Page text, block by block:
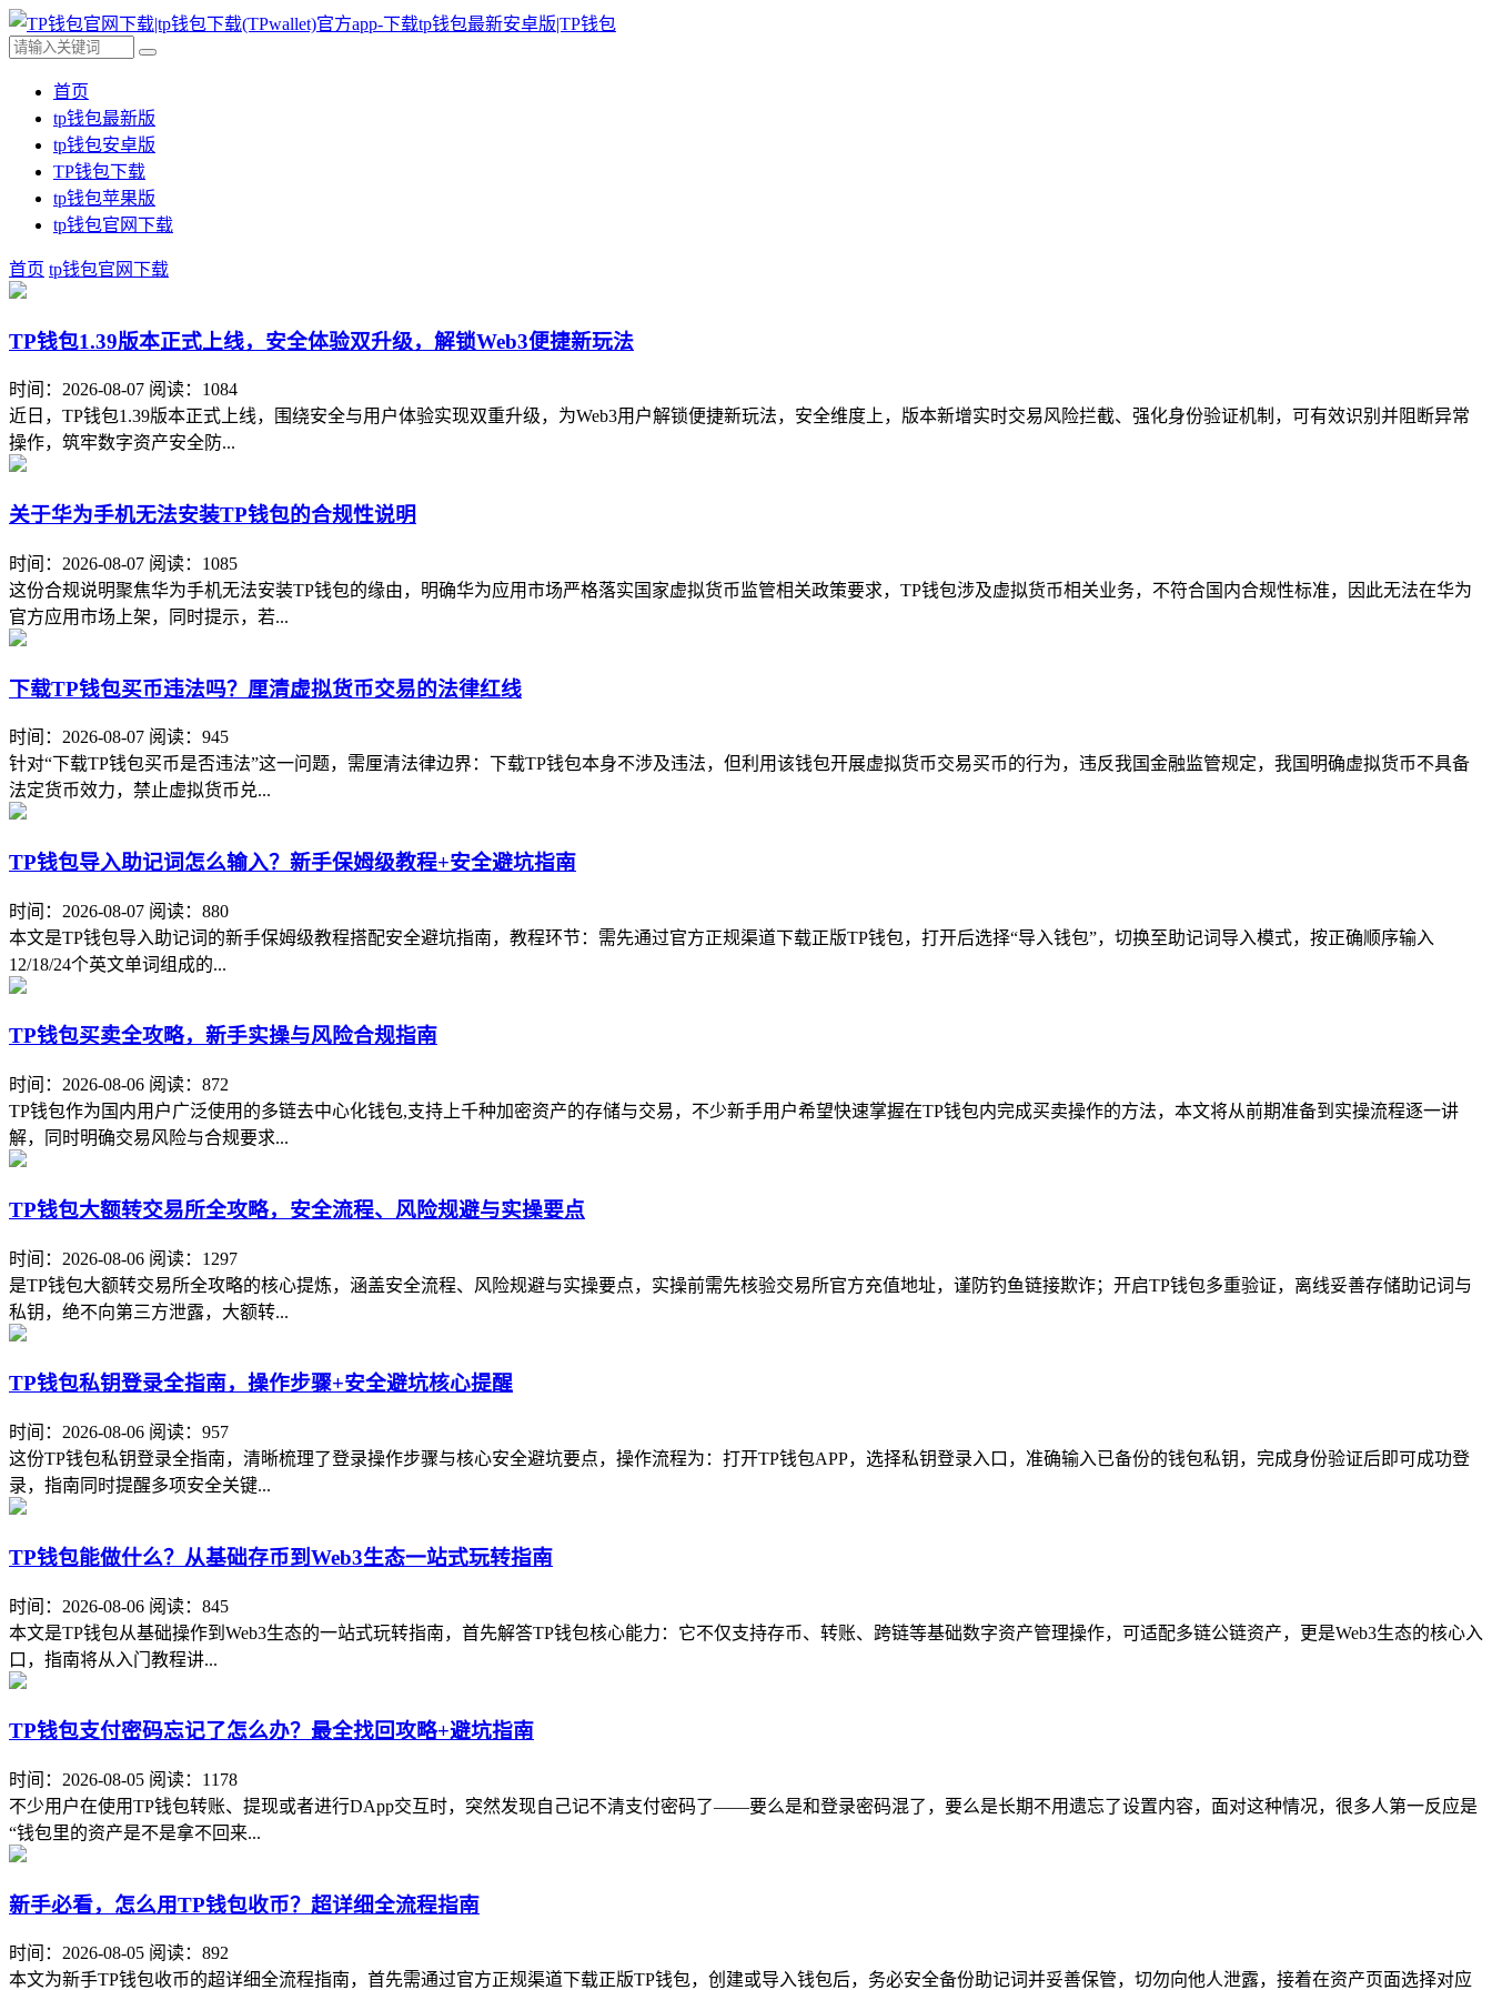
首页
tp钱包最新版
tp钱包安卓版
TP钱包下载
tp钱包苹果版
tp钱包官网下载
首页 tp钱包官网下载
TP钱包1.39版本正式上线，安全体验双升级，解锁Web3便捷新玩法
时间：2026-08-07 阅读：1084
近日，TP钱包1.39版本正式上线，围绕安全与用户体验实现双重升级，为Web3用户解锁便捷新玩法，安全维度上，版本新增实时交易风险拦截、强化身份验证机制，可有效识别并阻断异常
操作，筑牢数字资产安全防...
关于华为手机无法安装TP钱包的合规性说明
时间：2026-08-07 阅读：1085
这份合规说明聚焦华为手机无法安装TP钱包的缘由，明确华为应用市场严格落实国家虚拟货币监管相关政策要求，TP钱包涉及虚拟货币相关业务，不符合国内合规性标准，因此无法在华为
官方应用市场上架，同时提示，若...
下载TP钱包买币违法吗？厘清虚拟货币交易的法律红线
时间：2026-08-07 阅读：945
针对“下载TP钱包买币是否违法”这一问题，需厘清法律边界：下载TP钱包本身不涉及违法，但利用该钱包开展虚拟货币交易买币的行为，违反我国金融监管规定，我国明确虚拟货币不具备
法定货币效力，禁止虚拟货币兑...
TP钱包导入助记词怎么输入？新手保姆级教程+安全避坑指南
时间：2026-08-07 阅读：880
本文是TP钱包导入助记词的新手保姆级教程搭配安全避坑指南，教程环节：需先通过官方正规渠道下载正版TP钱包，打开后选择“导入钱包”，切换至助记词导入模式，按正确顺序输入
12/18/24个英文单词组成的...
TP钱包买卖全攻略，新手实操与风险合规指南
时间：2026-08-06 阅读：872
TP钱包作为国内用户广泛使用的多链去中心化钱包,支持上千种加密资产的存储与交易，不少新手用户希望快速掌握在TP钱包内完成买卖操作的方法，本文将从前期准备到实操流程逐一讲
解，同时明确交易风险与合规要求...
TP钱包大额转交易所全攻略，安全流程、风险规避与实操要点
时间：2026-08-06 阅读：1297
是TP钱包大额转交易所全攻略的核心提炼，涵盖安全流程、风险规避与实操要点，实操前需先核验交易所官方充值地址，谨防钓鱼链接欺诈；开启TP钱包多重验证，离线妥善存储助记词与
私钥，绝不向第三方泄露，大额转...
TP钱包私钥登录全指南，操作步骤+安全避坑核心提醒
时间：2026-08-06 阅读：957
这份TP钱包私钥登录全指南，清晰梳理了登录操作步骤与核心安全避坑要点，操作流程为：打开TP钱包APP，选择私钥登录入口，准确输入已备份的钱包私钥，完成身份验证后即可成功登
录，指南同时提醒多项安全关键...
TP钱包能做什么？从基础存币到Web3生态一站式玩转指南
时间：2026-08-06 阅读：845
本文是TP钱包从基础操作到Web3生态的一站式玩转指南，首先解答TP钱包核心能力：它不仅支持存币、转账、跨链等基础数字资产管理操作，可适配多链公链资产，更是Web3生态的核心入
口，指南将从入门教程讲...
TP钱包支付密码忘记了怎么办？最全找回攻略+避坑指南
时间：2026-08-05 阅读：1178
不少用户在使用TP钱包转账、提现或者进行DApp交互时，突然发现自己记不清支付密码了——要么是和登录密码混了，要么是长期不用遗忘了设置内容，面对这种情况，很多人第一反应是
“钱包里的资产是不是拿不回来...
新手必看，怎么用TP钱包收币？超详细全流程指南
时间：2026-08-05 阅读：892
本文为新手TP钱包收币的超详细全流程指南，首先需通过官方正规渠道下载正版TP钱包，创建或导入钱包后，务必安全备份助记词并妥善保管，切勿向他人泄露，接着在资产页面选择对应